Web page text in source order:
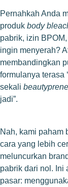
Pernahkah Anda
produk body
pabrik, izin
ingin menyerah?
membandingkan
formulanya terasa
sekali
jadi”.
Nah, kami paham
cara yang lebih
meluncurkan
pabrik dari nol. Ini
pasar: